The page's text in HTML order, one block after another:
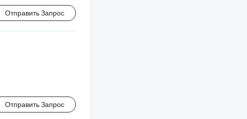
Отправить Запрос
Отправить Запрос